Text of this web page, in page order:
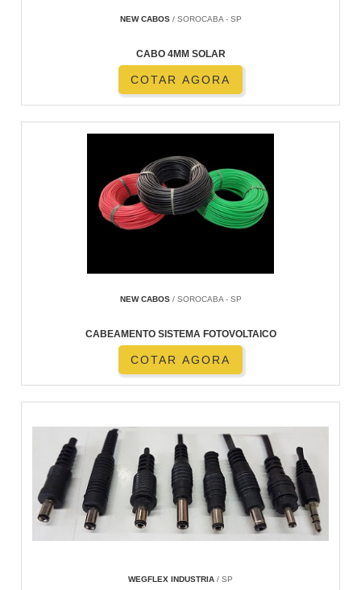
NEW CABOS/ SOROCABA - SP
CABO 4MM SOLAR
COTAR AGORA
NEW CABOS/ SOROCABA - SP
CABEAMENTO SISTEMA FOTOVOLTAICO
COTAR AGORA
WEGFLEX INDUSTRIA / SP